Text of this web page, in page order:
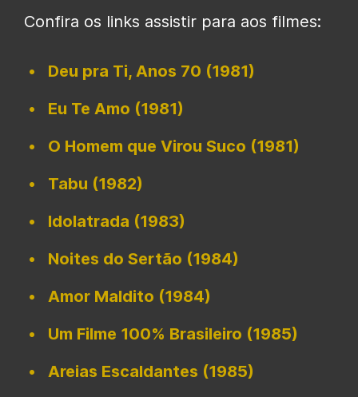
Confira os links assistir para aos filmes:
Deu pra Ti, Anos 70 (1981)
Eu Te Amo (1981)
O Homem que Virou Suco (1981)
Tabu (1982)
Idolatrada (1983)
Noites do Sertão (1984)
Amor Maldito (1984)
Um Filme 100% Brasileiro (1985)
Areias Escaldantes (1985)